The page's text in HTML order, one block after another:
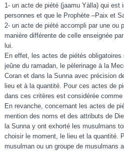
1- un acte de piété (jaamu Yàlla) qui est
personnes et que le Prophète –Paix et
2- un acte de piété accompli par une ou
manière différente de celle enseignée
lui.
En effet, les actes de piétés
jeûne du ramadan, le pèlerinage à la
Coran et dans la Sunna avec précision
lieu et à la quantité. Pour ces actes de
dans ces critères est considérée comme
En revanche, concernant les actes de
mention des noms et des attributs de
la Sunna y ont exhorté les musulmans
choisir le moment, le lieu et la quantité.
musulman ou un groupe de musulmans